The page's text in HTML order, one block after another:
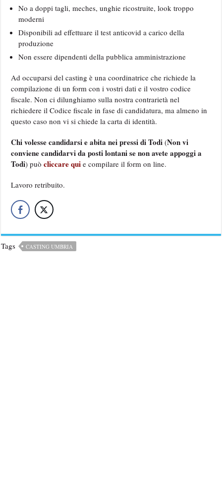
No a doppi tagli, meches, unghie ricostruite, look troppo
moderni
Disponibili ad effettuare il test anticovid a carico della
produzione
Non essere dipendenti della pubblica amministrazione
Ad occuparsi del casting è una coordinatrice che richiede la
compilazione di un form con i vostri dati e il vostro codice
fiscale. Non ci dilunghiamo sulla nostra contrarietà nel
richiedere il Codice fiscale in fase di candidatura, ma almeno in
questo caso non vi si chiede la carta di identità.
Chi volesse candidarsi e abita nei pressi di Todi (Non vi
conviene candidarvi da posti lontani se non avete appoggi a
Todi) puòcliccare qui e compilare il form on line.
Lavoro retribuito.
Tags CASTING UMBRIA